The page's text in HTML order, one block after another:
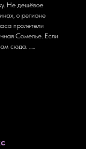
Не дешёвое
о регионе
пролетели
Сомелье. Если
сюда. .....